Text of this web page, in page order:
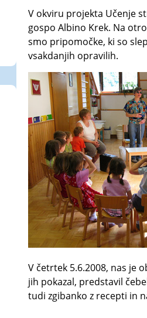
V okviru projekta Učenje
gospo Albino Krek. Na
smo pripomočke, ki so
vsakdanjih opravilih.
V četrtek 5.6.2008, nas je
jih pokazal, predstavil
tudi zgibanko z recepti in